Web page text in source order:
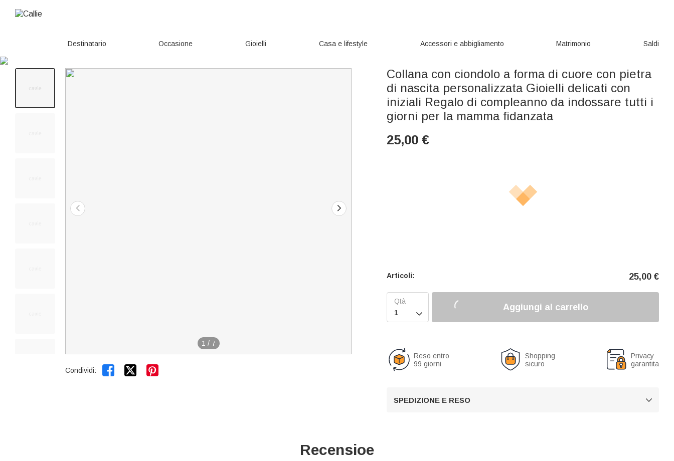
Destinatario Occasione Gioielli Casa e lifestyle Accessori e abbigliamento Matrimonio Saldi
1 / 7
Condividi:  
Collana con ciondolo a forma di cuore con pietra
di nascita personalizzata Gioielli delicati con
iniziali Regalo di compleanno da indossare tutti i
giorni per la mamma fidanzata
25,00 €
Articoli: 25,00 €

Aggiungi al carrello
Reso entro
99 giorni
Shopping
sicuro
Privacy
garantita
SPEDIZIONE E RESO 
Recensioe